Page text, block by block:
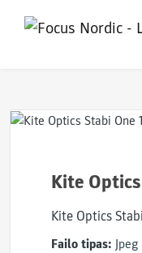
Kite
Kite Optics
Failo tipas: Jpeg